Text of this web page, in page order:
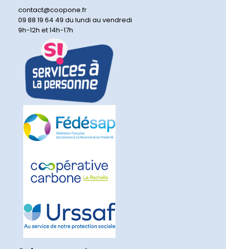
contact@coopone.fr
09 88 19 64 49 du lundi au vendredi
9h-12h et 14h-17h